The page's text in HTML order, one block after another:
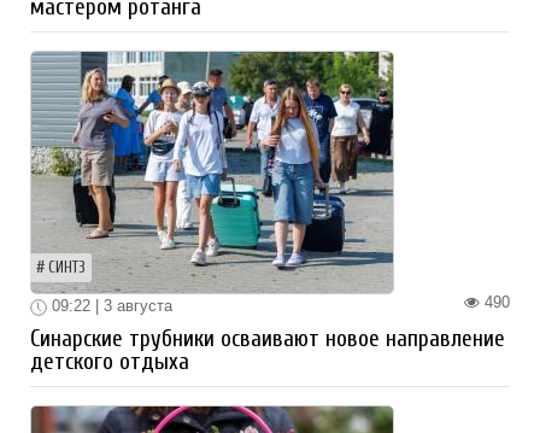
мастером ротанга
СИНТЗ
490
09:22 | 3 августа
Синарские трубники осваивают новое направление
детского отдыха